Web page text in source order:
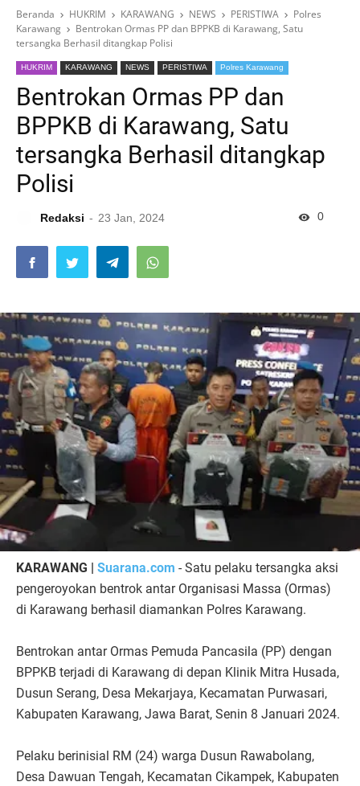
Beranda HUKRIM KARAWANG NEWS PERISTIWA
Polres
Karawang
Bentrokan Ormas PP dan BPPKB di Karawang, Satu
tersangka Berhasil ditangkap Polisi
HUKRIM KARAWANG NEWS PERISTIWA Polres Karawang
Bentrokan Ormas PP dan
BPPKB di Karawang, Satu
tersangka Berhasil ditangkap
Polisi
Redaksi 23 Jan, 2024 0
KARAWANG | Suarana.com - Satu pelaku tersangka aksi
pengeroyokan bentrok antar Organisasi Massa (Ormas)
di Karawang berhasil diamankan Polres Karawang.
Bentrokan antar Ormas Pemuda Pancasila (PP) dengan
BPPKB terjadi di Karawang di depan Klinik Mitra Husada,
Dusun Serang, Desa Mekarjaya, Kecamatan Purwasari,
Kabupaten Karawang, Jawa Barat, Senin 8 Januari 2024.
Pelaku berinisial RM (24) warga Dusun Rawabolang,
Desa Dawuan Tengah, Kecamatan Cikampek, Kabupaten